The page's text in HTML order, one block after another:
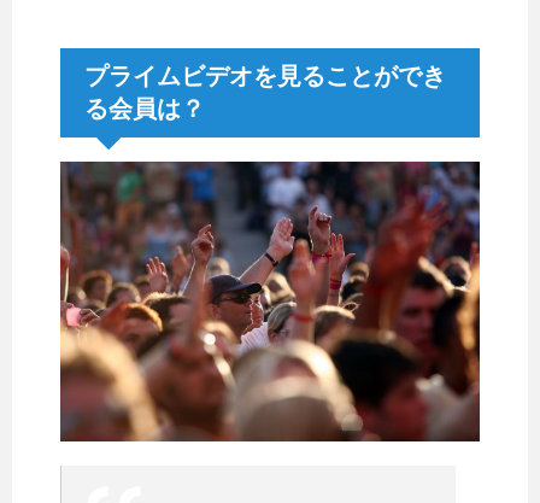
プライムビデオを見ることができ
る会員は？